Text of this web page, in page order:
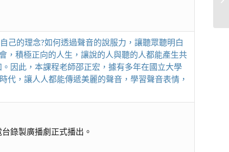
己的理念?如何透過聲音的說服力，讓聽眾聽明白
，積極正向的人生，讓說的人與聽的人都能產生共
因此，本課程老師邵正宏，據有多年在國立大學
，讓人人都能傳遞美麗的聲音，學習聲音表情，
錄製廣播劇正式播出。